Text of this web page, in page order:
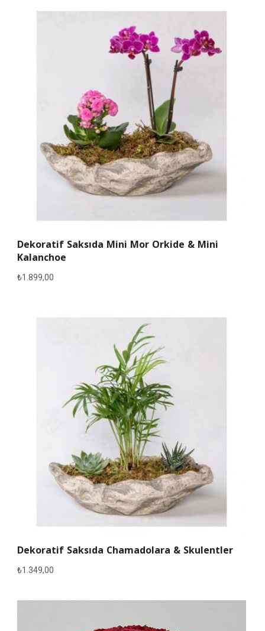
Dekoratif Saksıda Mini Mor Orkide & Mini
Kalanchoe
₺1.899,00
Dekoratif Saksıda Chamadolara & Skulentler
₺1.349,00